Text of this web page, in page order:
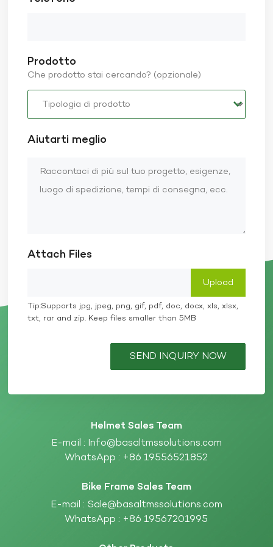
clienti guidano.
Prodotto
Che prodotto stai cercando? (opzionale)
Aiutarti meglio
Attach Files
Tip:Supports jpg, jpeg, png, gif, pdf, doc, docx, xls, xlsx,
txt, rar and zip. Keep files smaller than 5MB
SEND INQUIRY NOW
Helmet Sales Team
E-mail : Info@basaltmssolutions.com
WhatsApp : +86 19556521852
Bike Frame Sales Team
E-mail : Sale@basaltmssolutions.com
WhatsApp : +86 19567201995